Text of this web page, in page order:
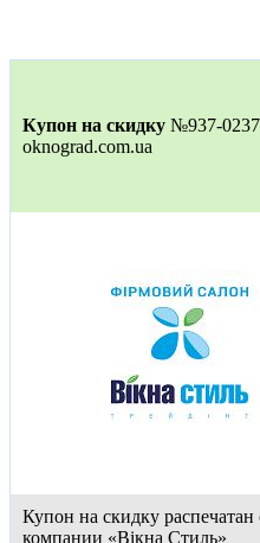
Купон на скидку №937-
oknograd.com.ua
Купон на скидку
компании «Вікна Стиль»